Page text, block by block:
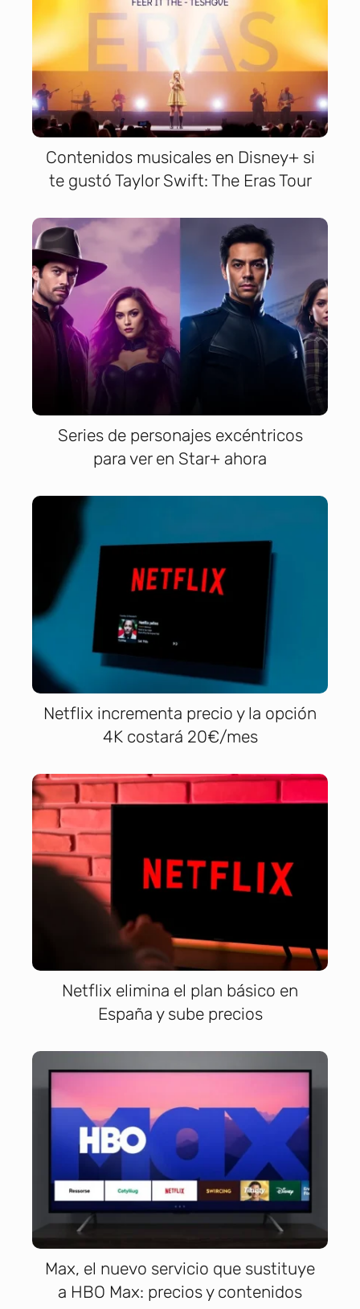
Contenidos musicales en Disney+ si
te gustó Taylor Swift: The Eras Tour
Series de personajes excéntricos
para ver en Star+ ahora
Netflix incrementa precio y la opción
4K costará 20€/mes
Netflix elimina el plan básico en
España y sube precios
Max, el nuevo servicio que sustituye
a HBO Max: precios y contenidos